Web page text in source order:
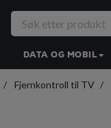
DATA OG MOBIL
Fjernkontroll til TV